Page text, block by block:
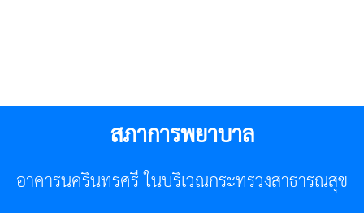
สภาการพยาบาล
อาคารนครินทรศรี ในบริเวณกระทรวงสาธารณสุข